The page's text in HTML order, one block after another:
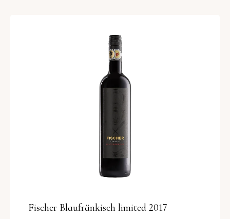
Fischer Blaufränkisch limited 2017